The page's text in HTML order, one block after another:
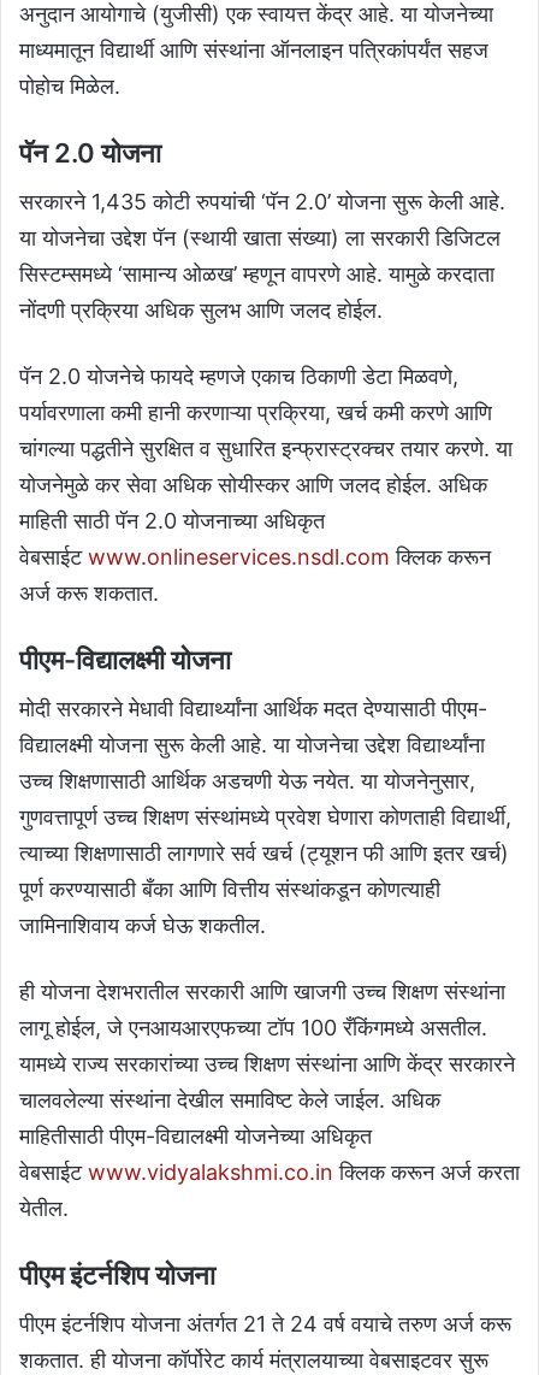
अनुदान आयोगाचे (युजीसी) एक स्वायत्त केंद्र आहे. या योजनेच्या
माध्यमातून विद्यार्थी आणि संस्थांना ऑनलाइन पत्रिकांपर्यंत सहज
पोहोच मिळेल.
पॅन 2.0 योजना
सरकारने 1,435 कोटी रुपयांची ‘पॅन 2.0’ योजना सुरू केली आहे.
या योजनेचा उद्देश पॅन (स्थायी खाता संख्या) ला सरकारी डिजिटल
सिस्टम्समध्ये ‘सामान्य ओळख’ म्हणून वापरणे आहे. यामुळे करदाता
नोंदणी प्रक्रिया अधिक सुलभ आणि जलद होईल.
पॅन 2.0 योजनेचे फायदे म्हणजे एकाच ठिकाणी डेटा मिळवणे,
पर्यावरणाला कमी हानी करणाऱ्या प्रक्रिया, खर्च कमी करणे आणि
चांगल्या पद्धतीने सुरक्षित व सुधारित इन्फ्रास्ट्रक्चर तयार करणे. या
योजनेमुळे कर सेवा अधिक सोयीस्कर आणि जलद होईल. अधिक
माहिती साठी पॅन 2.0 योजनाच्या अधिकृत
वेबसाईटwww.onlineservices.nsdl.com क्लिक करून
अर्ज करू शकतात.
पीएम-विद्यालक्ष्मी योजना
मोदी सरकारने मेधावी विद्यार्थ्यांना आर्थिक मदत देण्यासाठी पीएम-
विद्यालक्ष्मी योजना सुरू केली आहे. या योजनेचा उद्देश विद्यार्थ्यांना
उच्च शिक्षणासाठी आर्थिक अडचणी येऊ नयेत. या योजनेनुसार,
गुणवत्तापूर्ण उच्च शिक्षण संस्थांमध्ये प्रवेश घेणारा कोणताही विद्यार्थी,
त्याच्या शिक्षणासाठी लागणारे सर्व खर्च (ट्यूशन फी आणि इतर खर्च)
पूर्ण करण्यासाठी बँका आणि वित्तीय संस्थांकडून कोणत्याही
जामिनाशिवाय कर्ज घेऊ शकतील.
ही योजना देशभरातील सरकारी आणि खाजगी उच्च शिक्षण संस्थांना
लागू होईल, जे एनआयआरएफच्या टॉप 100 रँकिंगमध्ये असतील.
यामध्ये राज्य सरकारांच्या उच्च शिक्षण संस्थांना आणि केंद्र सरकारने
चालवलेल्या संस्थांना देखील समाविष्ट केले जाईल. अधिक
माहितीसाठी पीएम-विद्यालक्ष्मी योजनेच्या अधिकृत
वेबसाईटwww.vidyalakshmi.co.inक्लिक करून अर्ज करता
येतील.
पीएम इंटर्नशिप योजना
पीएम इंटर्नशिप योजना अंतर्गत 21 ते 24 वर्ष वयाचे तरुण अर्ज करू
शकतात. ही योजना कॉर्पोरेट कार्य मंत्रालयाच्या वेबसाइटवर सुरू